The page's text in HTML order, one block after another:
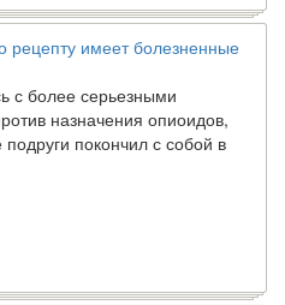
имеет болезненные
с более серьезными
назначения опиоидов,
покончил с собой в